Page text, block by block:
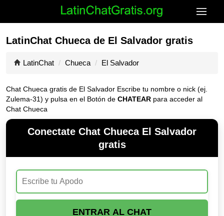
LatinChat Chueca de El Salvador gratis
LatinChat Chueca El Salvador
Chat Chueca gratis de El Salvador Escribe tu nombre o nick (ej.
Zulema-31) y pulsa en el Botón de CHATEAR para acceder al
Chat Chueca
Conectate Chat Chueca El Salvador
gratis
ENTRAR AL CHAT